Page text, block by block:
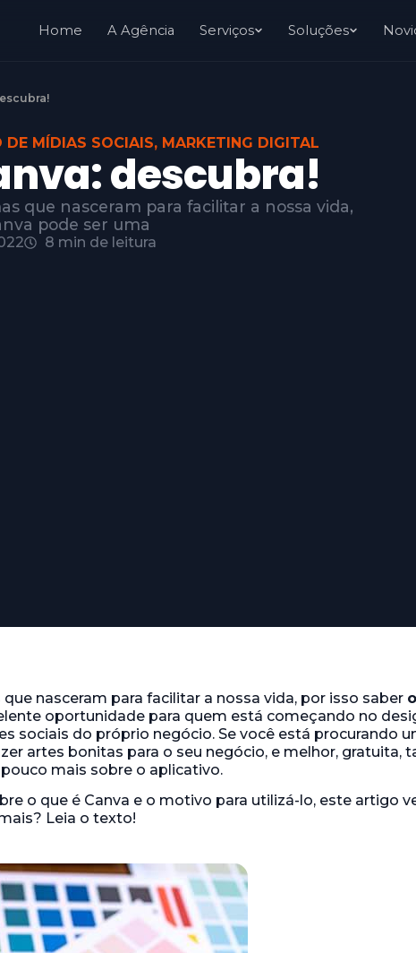
Home A Agência Serviços Soluções
DE MÍDIAS SOCIAIS, MARKETING DIGITAL
descubra!
que nasceram para facilitar a nossa vida,
pode ser uma
8 min de leitura
nasceram para facilitar a nossa vida, por isso saber
oportunidade para quem está começando no
sociais do próprio negócio. Se você está procurando
artes bonitas para o seu negócio, e melhor, gratuita,
mais sobre o aplicativo.
o que é Canva e o motivo para utilizá-lo, este artigo
Leia o texto!